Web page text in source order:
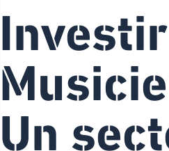
Amérique du Nord
Un